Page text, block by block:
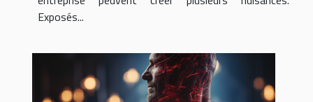
Exposés...